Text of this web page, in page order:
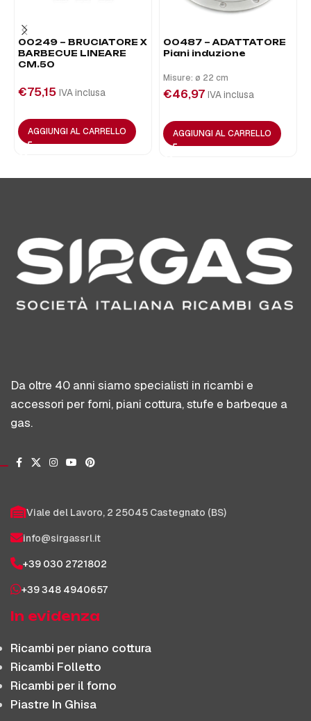
00249 – BRUCIATORE X
BARBECUE LINEARE
CM.50
€75,15 IVA inclusa
AGGIUNGI AL CARRELLO
00487 – ADATTATORE
Piani induzione
Misure: ø 22 cm
€46,97 IVA inclusa
AGGIUNGI AL CARRELLO
Da oltre 40 anni siamo specialisti in ricambi e
accessori per forni, piani cottura, stufe e barbeque a
gas.
Viale del Lavoro, 2 25045 Castegnato (BS)
info@sirgassrl.it
+39 030 2721802
+39 348 4940657
In evidenza
Ricambi per piano cottura
Ricambi Folletto
Ricambi per il forno
Piastre In Ghisa